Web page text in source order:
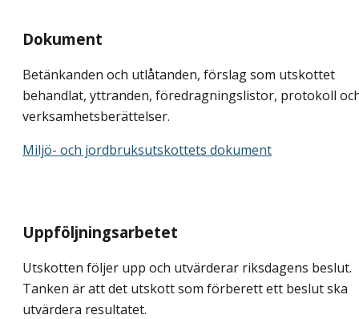
Dokument
Betänkanden och utlåtanden, förslag som utskottet
behandlat, yttranden, föredragningslistor, protokoll
verksamhetsberättelser.
Miljö- och jordbruksutskottets dokument
Uppföljningsarbetet
Utskotten följer upp och utvärderar riksdagens beslut.
Tanken är att det utskott som förberett ett beslut ska
utvärdera resultatet.